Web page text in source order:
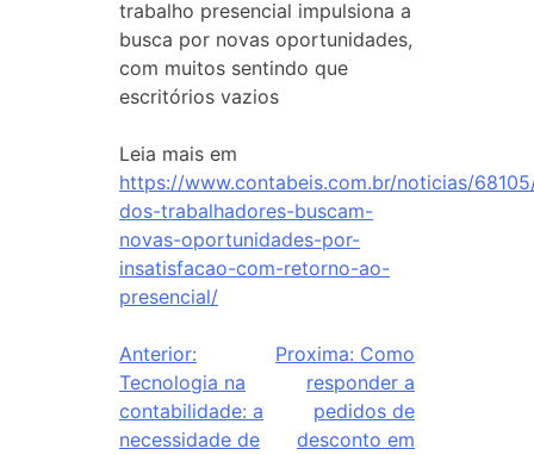
trabalho presencial impulsiona a
busca por novas oportunidades,
com muitos sentindo que
escritórios vazios
Leia mais em
https://www.contabeis.com.br/noticias/
dos-trabalhadores-buscam-
novas-oportunidades-por-
insatisfacao-com-retorno-ao-
presencial/
Anterior:
Tecnologia na
contabilidade: a
necessidade de
Proxima: Como
responder a
pedidos de
desconto em